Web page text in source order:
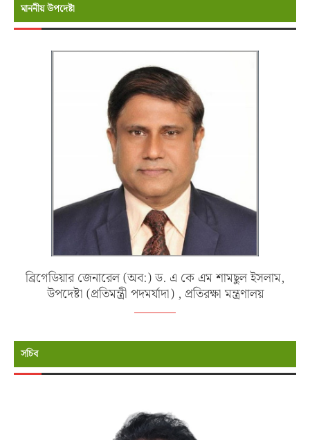
মাননীয় উপদেষ্টা
ব্রিগেডিয়ার জেনারেল (অব:) ড. এ কে এম শামছুল ইসলাম,
উপদেষ্টা (প্রতিমন্ত্রী পদমর্যাদা) , প্রতিরক্ষা মন্ত্রণালয়
সচিব